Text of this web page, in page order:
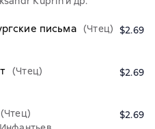
письма (Чтец) $2.69
(Чтец)
$2.69
(Чтец)
$2.69